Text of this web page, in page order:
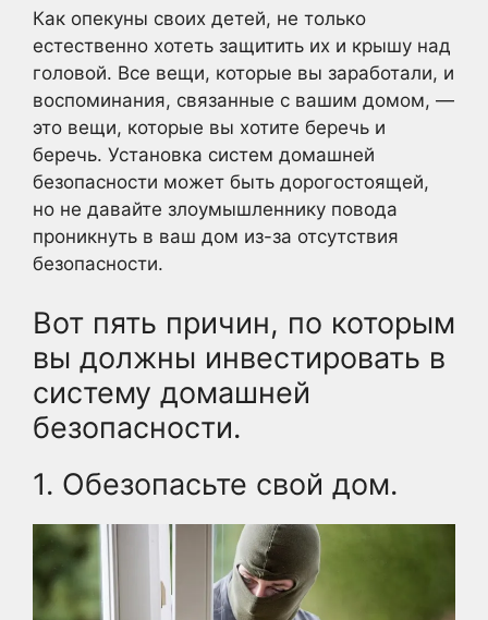
Как опекуны своих детей, не только
естественно хотеть защитить их и крышу над
головой. Все вещи, которые вы заработали, и
воспоминания, связанные с вашим домом, —
это вещи, которые вы хотите беречь и
беречь. Установка систем домашней
безопасности может быть дорогостоящей,
но не давайте злоумышленнику повода
проникнуть в ваш дом из-за отсутствия
безопасности.
Вот пять причин, по которым
вы должны инвестировать в
систему домашней
безопасности.
1. Обезопасьте свой дом.